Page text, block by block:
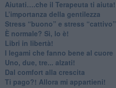
​Aiutati….che il Terapeuta ti aiuta!
​L’importanza della gentilezza
​Stress “buono” e stress “cattivo”
​È normale? Sì, lo è!
​Libri in libertà!
​I legami che fanno bene al cuore
Uno, due, tre... alzati!​
​Dal comfort alla crescita
​Ti pago?! Allora mi appartieni!​